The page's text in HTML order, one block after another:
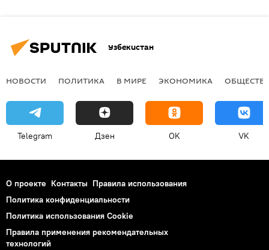
Узбекистан
НОВОСТИ ПОЛИТИКА В МИРЕ ЭКОНОМИКА
Telegram Дзен OK VK
О проекте Контакты Правила использования
Политика конфиденциальности
Политика использования Cookie
Правила применения рекомендательных
технологий